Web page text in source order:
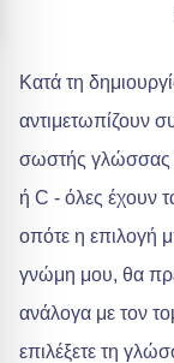
Κατά τη
αντιμετωπίζουν
σωστής γλώσσας
ή C - όλες έχουν
οπότε η επιλογή
γνώμη μου, θα
ανάλογα με τον
επιλέξετε τη